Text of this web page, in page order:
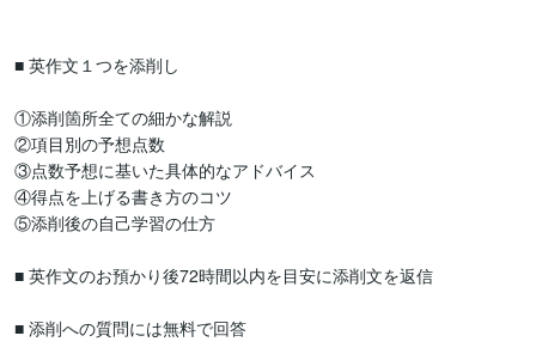
■ 英作文１つを添削し
①添削箇所全ての細かな解説
②項目別の予想点数
③点数予想に基いた具体的なアドバイス
④得点を上げる書き方のコツ
⑤添削後の自己学習の仕方
■ 英作文のお預かり後72時間以内を目安に添削文を返信
■ 添削への質問には無料で回答